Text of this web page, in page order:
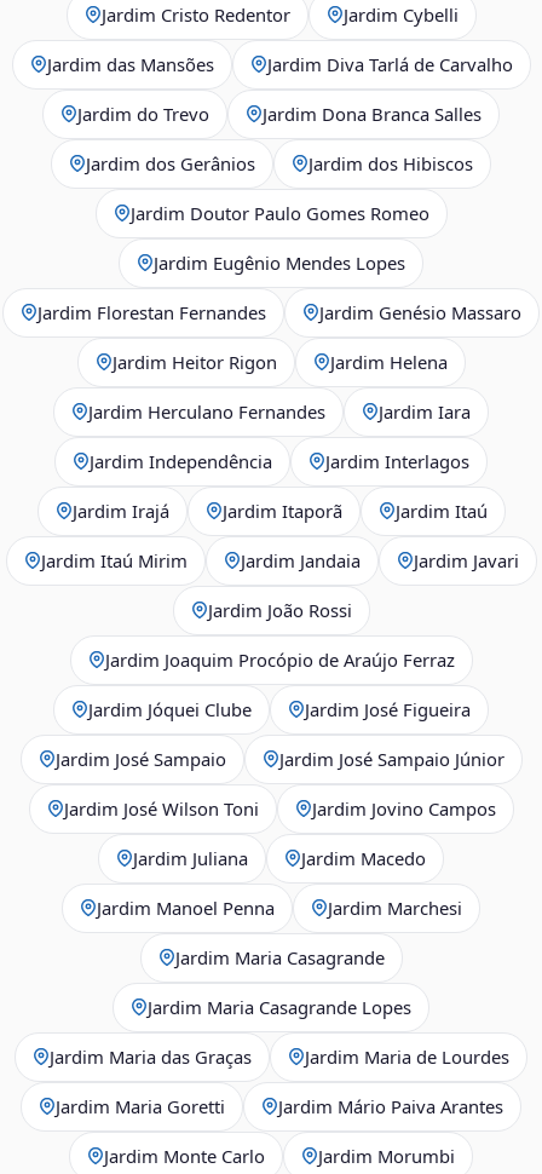
Jardim Cristo Redentor Jardim Cybelli
Jardim das Mansões Jardim Diva Tarlá de Carvalho
Jardim do Trevo Jardim Dona Branca Salles
Jardim dos Gerânios Jardim dos Hibiscos
Jardim Doutor Paulo Gomes Romeo
Jardim Eugênio Mendes Lopes
Jardim Florestan Fernandes Jardim Genésio Massaro
Jardim Heitor Rigon Jardim Helena
Jardim Herculano Fernandes Jardim Iara
Jardim Independência Jardim Interlagos
Jardim Irajá Jardim Itaporã Jardim Itaú
Jardim Itaú Mirim Jardim Jandaia Jardim Javari
Jardim João Rossi
Jardim Joaquim Procópio de Araújo Ferraz
Jardim Jóquei Clube Jardim José Figueira
Jardim José Sampaio Jardim José Sampaio Júnior
Jardim José Wilson Toni Jardim Jovino Campos
Jardim Juliana Jardim Macedo
Jardim Manoel Penna Jardim Marchesi
Jardim Maria Casagrande
Jardim Maria Casagrande Lopes
Jardim Maria das Graças Jardim Maria de Lourdes
Jardim Maria Goretti Jardim Mário Paiva Arantes
Jardim Monte Carlo Jardim Morumbi